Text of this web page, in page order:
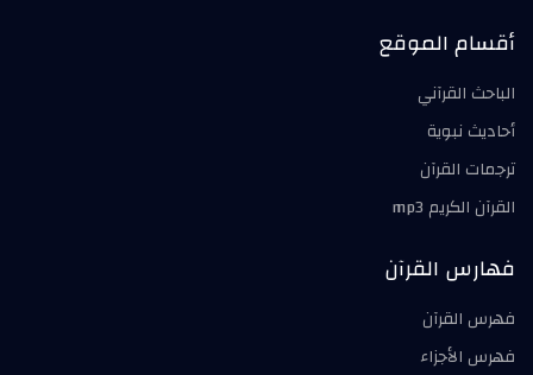
أقسام الموقع
الباحث القرآني
أحاديث نبوية
ترجمات القرآن
القرآن الكريم mp3
فهارس القرآن
فهرس القرآن
فهرس الأجزاء